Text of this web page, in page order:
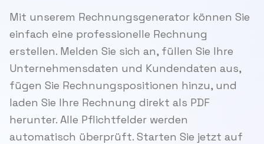
Mit unserem Rechnungsgenerator können Sie
einfach eine professionelle Rechnung
erstellen. Melden Sie sich an, füllen Sie Ihre
Unternehmensdaten und Kundendaten aus,
fügen Sie Rechnungspositionen hinzu, und
laden Sie Ihre Rechnung direkt als PDF
herunter. Alle Pflichtfelder werden
automatisch überprüft. Starten Sie jetzt auf